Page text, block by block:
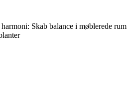
Skab balance i møblerede rum